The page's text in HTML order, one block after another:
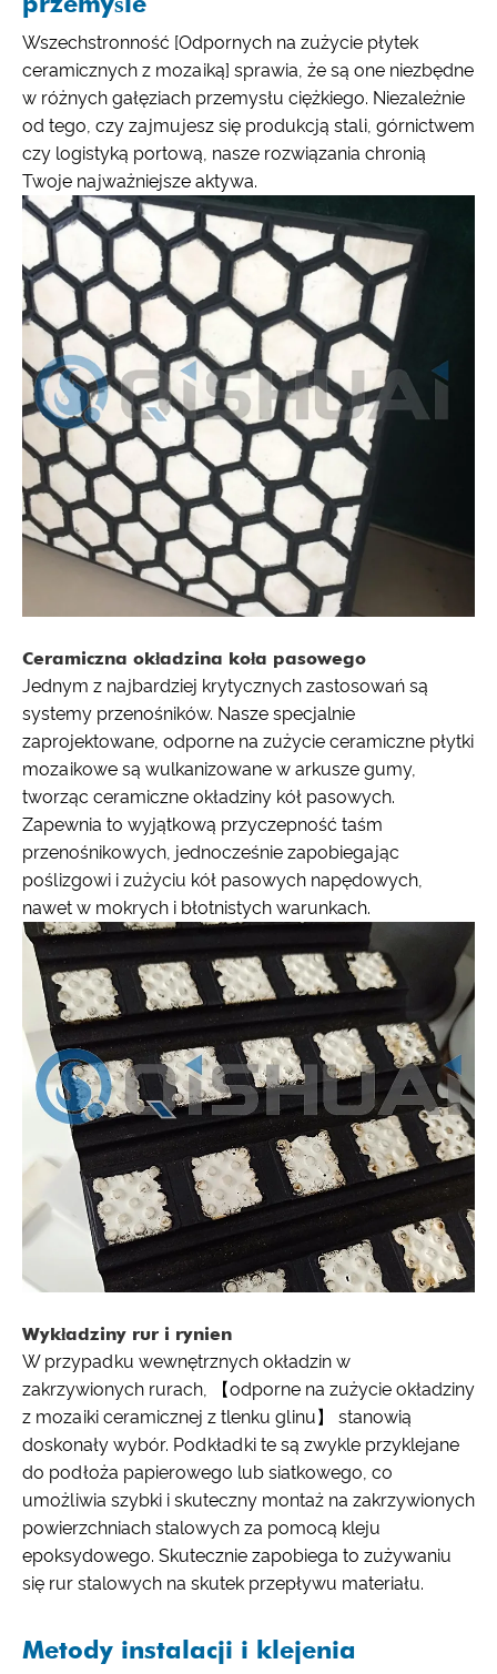
Wszechstronność [Odpornych na zużycie płytek
ceramicznych z mozaiką] sprawia, że ​​są one niezbędne
w różnych gałęziach przemysłu ciężkiego. Niezależnie
od tego, czy zajmujesz się produkcją stali, górnictwem
czy logistyką portową, nasze rozwiązania chronią
Twoje najważniejsze aktywa.
Ceramiczna okładzina koła pasowego
Jednym z najbardziej krytycznych zastosowań są
systemy przenośników. Nasze specjalnie
zaprojektowane, odporne na zużycie ceramiczne płytki
mozaikowe są wulkanizowane w arkusze gumy,
tworząc ceramiczne okładziny kół pasowych.
Zapewnia to wyjątkową przyczepność taśm
przenośnikowych, jednocześnie zapobiegając
poślizgowi i zużyciu kół pasowych napędowych,
nawet w mokrych i błotnistych warunkach.
Wykładziny rur i rynien
W przypadku wewnętrznych okładzin w
zakrzywionych rurach, 【odporne na zużycie okładziny
z mozaiki ceramicznej z tlenku glinu】 stanowią
doskonały wybór. Podkładki te są zwykle przyklejane
do podłoża papierowego lub siatkowego, co
umożliwia szybki i skuteczny montaż na zakrzywionych
powierzchniach stalowych za pomocą kleju
epoksydowego. Skutecznie zapobiega to zużywaniu
się rur stalowych na skutek przepływu materiału.
Metody instalacji i klejenia